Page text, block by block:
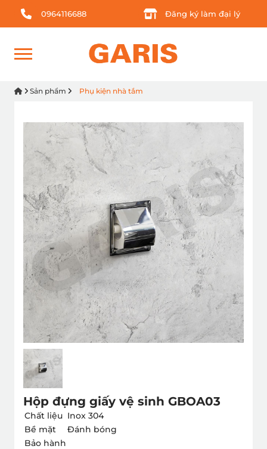
0964116688 Đăng ký làm đại lý
Sản phẩm Phụ kiện nhà tắm
Hộp đựng giấy vệ sinh GBOA03
Chất liệu Inox 304
Bề mặt
Đánh bóng
Bảo hành